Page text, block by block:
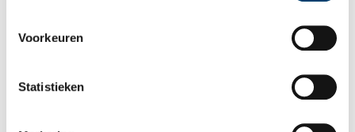
Voorkeuren
Statistieken
Duitsland; Nederland wordt leeggeroofd. Van koffie, thee en
tabak zijn al snel alleen nog surrogaatproducten verkrijgbaar. Zo
van granen. Doordat het wel op koffie lijkt, wordt het ook wel
eikeltjes-koffie genoemd. Surrogaat hoeft niet altijd slechter te